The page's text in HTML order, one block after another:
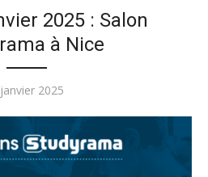
2025 : Salon
à Nice
2025